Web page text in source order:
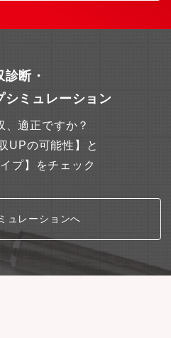
快適性・健康・スポーツ）とデ
進。“靴下専業企業”として世界ト
自価値を創出します
診断・
シミュレーション
、適正ですか？
UPの可能性】と
プ】をチェック
ュレーションへ